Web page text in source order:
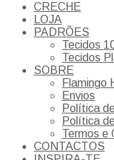
CRECHE
LOJA
PADRÕES
Tecidos
Tecidos
SOBRE
Flamingo
Envios
Política
Política
Termos e
CONTACTOS